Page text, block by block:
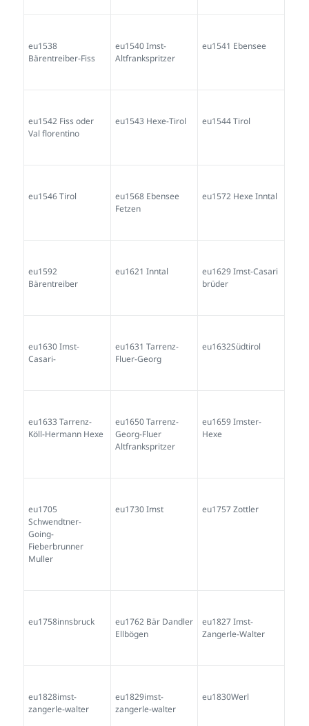
eu1538
Bärentreiber-Fiss
eu1540 Imst-
Altfrankspritzer
eu1541 Ebensee
eu1542 Fiss oder
Val florentino
eu1543 Hexe-Tirol eu1544 Tirol
eu1546 Tirol
eu1568 Ebensee
Fetzen
eu1572 Hexe Inntal
eu1592
Bärentreiber
eu1621 Inntal
eu1629 Imst-Casari
brüder
eu1630 Imst-
Casari-
eu1631 Tarrenz-
Fluer-Georg
eu1632Südtirol
eu1633 Tarrenz-
Köll-Hermann Hexe
eu1650 Tarrenz-
Georg-Fluer
Altfrankspritzer
eu1659 Imster-
Hexe
eu1705
Schwendtner-
Going-
Fieberbrunner
Muller
eu1730 Imst eu1757 Zottler
eu1758innsbruck
eu1762 Bär Dandler
Ellbögen
eu1827 Imst-
Zangerle-Walter
eu1828imst-
zangerle-walter
eu1829imst-
zangerle-walter
eu1830Werl